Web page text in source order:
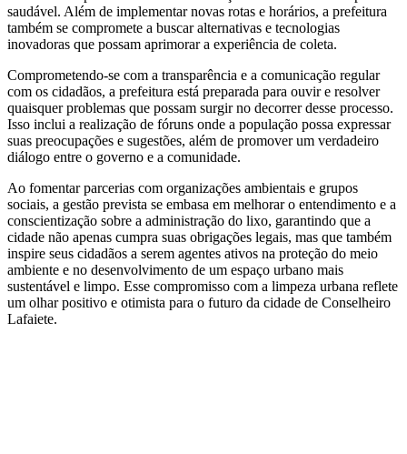
saudável. Além de implementar novas rotas e horários, a prefeitura
também se compromete a buscar alternativas e tecnologias
inovadoras que possam aprimorar a experiência de coleta.
Comprometendo-se com a transparência e a comunicação regular
com os cidadãos, a prefeitura está preparada para ouvir e resolver
quaisquer problemas que possam surgir no decorrer desse processo.
Isso inclui a realização de fóruns onde a população possa expressar
suas preocupações e sugestões, além de promover um verdadeiro
diálogo entre o governo e a comunidade.
Ao fomentar parcerias com organizações ambientais e grupos
sociais, a gestão prevista se embasa em melhorar o entendimento e a
conscientização sobre a administração do lixo, garantindo que a
cidade não apenas cumpra suas obrigações legais, mas que também
inspire seus cidadãos a serem agentes ativos na proteção do meio
ambiente e no desenvolvimento de um espaço urbano mais
sustentável e limpo. Esse compromisso com a limpeza urbana reflete
um olhar positivo e otimista para o futuro da cidade de Conselheiro
Lafaiete.